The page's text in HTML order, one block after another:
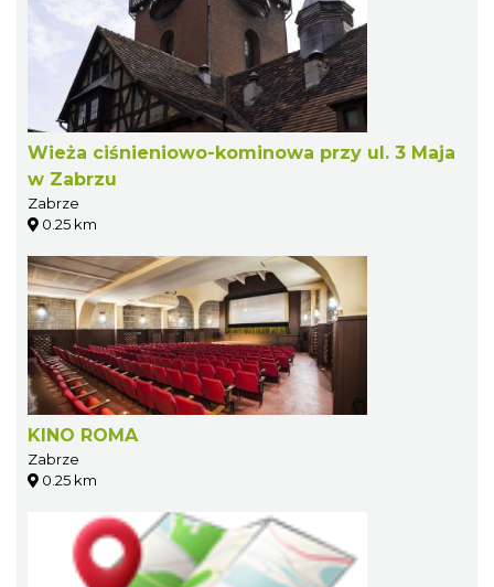
Wieża ciśnieniowo-kominowa przy ul. 3 Maja
w Zabrzu
Zabrze
0.25 km
KINO ROMA
Zabrze
0.25 km